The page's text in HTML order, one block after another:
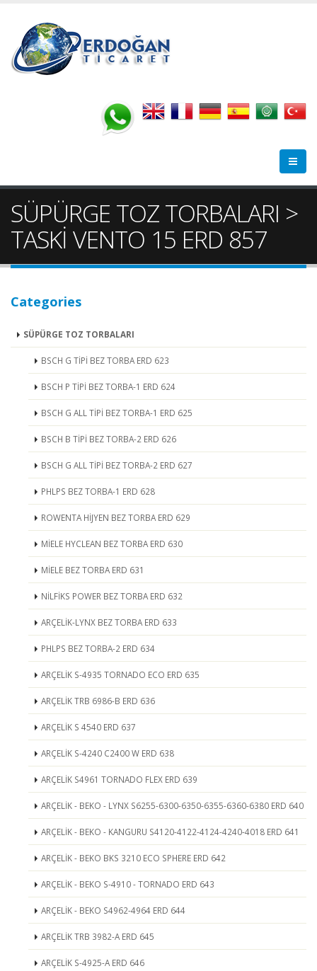
SÜPÜRGE TOZ TORBALARI >
TASKİ VENTO 15 ERD 857
Categories
SÜPÜRGE TOZ TORBALARI
BSCH G TİPİ BEZ TORBA ERD 623
BSCH P TİPİ BEZ TORBA-1 ERD 624
BSCH G ALL TİPİ BEZ TORBA-1 ERD 625
BSCH B TİPİ BEZ TORBA-2 ERD 626
BSCH G ALL TİPİ BEZ TORBA-2 ERD 627
PHLPS BEZ TORBA-1 ERD 628
ROWENTA HİJYEN BEZ TORBA ERD 629
MİELE HYCLEAN BEZ TORBA ERD 630
MİELE BEZ TORBA ERD 631
NİLFİKS POWER BEZ TORBA ERD 632
ARÇELİK-LYNX BEZ TORBA ERD 633
PHLPS BEZ TORBA-2 ERD 634
ARÇELİK S-4935 TORNADO ECO ERD 635
ARÇELİK TRB 6986-B ERD 636
ARÇELİK S 4540 ERD 637
ARÇELİK S-4240 C2400 W ERD 638
ARÇELİK S4961 TORNADO FLEX ERD 639
ARÇELİK - BEKO - LYNX S6255-6300-6350-6355-6360-6380 ERD 640
ARÇELİK - BEKO - KANGURU S4120-4122-4124-4240-4018 ERD 641
ARÇELİK - BEKO BKS 3210 ECO SPHERE ERD 642
ARÇELİK - BEKO S-4910 - TORNADO ERD 643
ARÇELİK - BEKO S4962-4964 ERD 644
ARÇELİK TRB 3982-A ERD 645
ARÇELİK S-4925-A ERD 646